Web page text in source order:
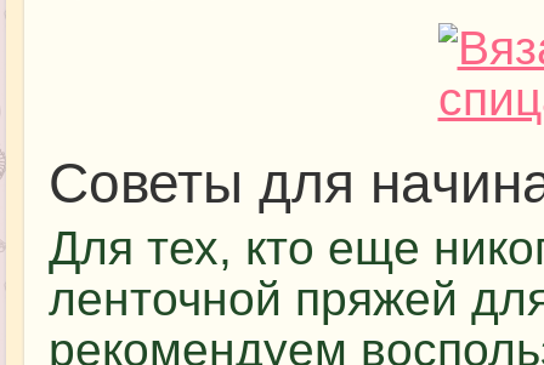
Советы для
Для тех, кто еще
ленточной пряжей
рекомендуем